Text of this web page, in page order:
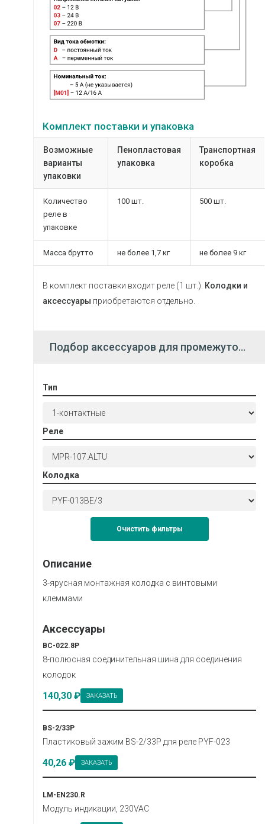
Комплект поставки и упаковка
Возможные
варианты
упаковки
Пенопластовая
упаковка
Транспортная
коробка
Количество
реле в
упаковке
100 шт. 500 шт.
Масса брутто не более 1,7 кг не более 9 кг
В комплект поставки входит реле (1 шт.). Колодки и
аксессуары приобретаются отдельно.
Подбор аксессуаров для промежуточных реле
Тип
Реле
Колодка
Очистить фильтры
Описание
3-ярусная монтажная колодка с винтовыми
клеммами
Аксессуары
BC-022.8P
8-полюсная соединительная шина для соединения
колодок
140,30 ₽ ЗАКАЗАТЬ
BS-2/33P
Пластиковый зажим BS-2/33P для реле PYF-023
40,26 ₽ ЗАКАЗАТЬ
LM-EN230.R
Модуль индикации, 230VAC